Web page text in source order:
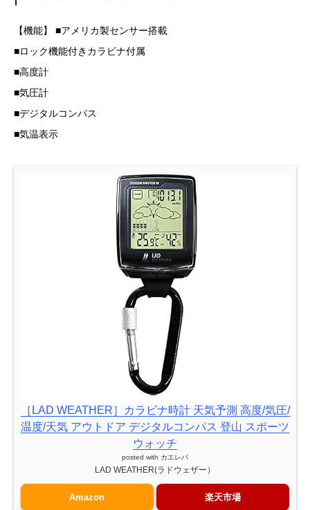
【機能】 ■アメリカ製センサー搭載
■ロック機能付きカラビナ付属
■高度計
■気圧計
■デジタルコンパス
■気温表示
［LAD WEATHER］カラビナ時計 天気予測 高度/気圧/
温度/天気 アウトドア デジタルコンパス 登山 スポーツ
ウォッチ
posted with カエレバ
LAD WEATHER(ラドウェザー）
Amazon 楽天市場